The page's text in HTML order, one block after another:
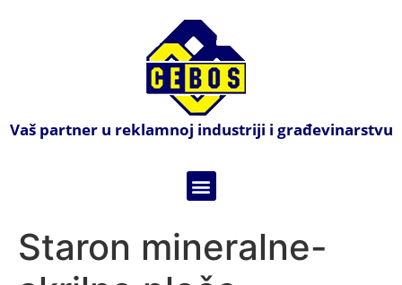
Vaš partner u reklamnoj industriji i građevinarstvu
Staron mineralne-